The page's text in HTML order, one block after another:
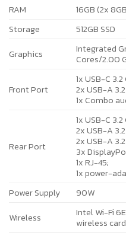
RAM
16GB (2x
Storage
512GB SSD
Graphics
Integrated
Cores/2.00
Front Port
1x USB-C
2x USB-A
1x Combo
Rear Port
1x USB-C
2x USB-A
2x USB-A
3x
1x RJ-45;
1x power-
Power Supply
90W
Wireless
Intel Wi-Fi
wireless card